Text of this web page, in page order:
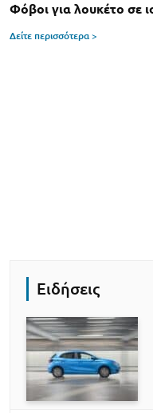
Φόβοι για λουκέτο σε
Δείτε περισσότερα >
Ειδήσεις